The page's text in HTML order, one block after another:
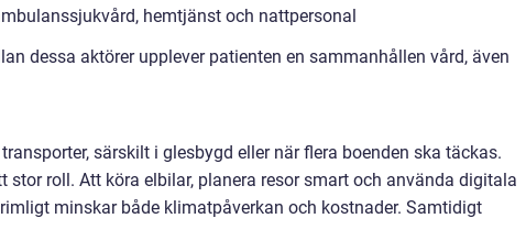
hemtjänst och nattpersonal
dessa aktörer upplever patienten en sammanhållen vård, även
särskilt i glesbygd eller när flera boenden ska täckas.
stor roll. Att köra elbilar, planera resor smart och använda digitala
minskar både klimatpåverkan och kostnader. Samtidigt